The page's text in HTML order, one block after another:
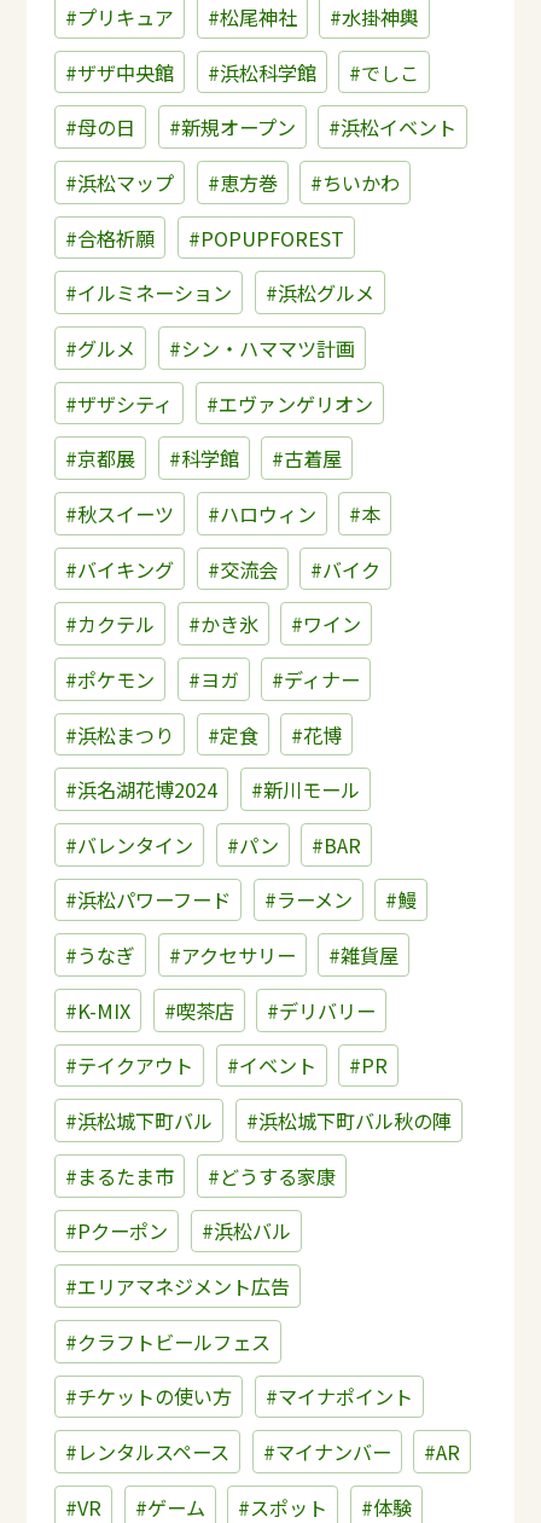
#プリキュア
#松尾神社
#水掛神輿
#ザザ中央館
#浜松科学館
#でしこ
#母の日
#新規オープン
#浜松イベント
#浜松マップ
#恵方巻
#ちいかわ
#合格祈願
#POPUPFOREST
#イルミネーション
#浜松グルメ
#グルメ
#シン・ハママツ計画
#ザザシティ
#エヴァンゲリオン
#京都展
#科学館
#古着屋
#秋スイーツ
#ハロウィン
#本
#バイキング
#交流会
#バイク
#カクテル
#かき氷
#ワイン
#ポケモン
#ヨガ
#ディナー
#浜松まつり
#定食
#花博
#浜名湖花博2024
#新川モール
#バレンタイン
#パン
#BAR
#浜松パワーフード
#ラーメン
#鰻
#うなぎ
#アクセサリー
#雑貨屋
#K-MIX
#喫茶店
#デリバリー
#テイクアウト
#イベント
#PR
#浜松城下町バル
#浜松城下町バル秋の陣
#まるたま市
#どうする家康
#Pクーポン
#浜松バル
#エリアマネジメント広告
#クラフトビールフェス
#チケットの使い方
#マイナポイント
#レンタルスペース
#マイナンバー
#AR
#VR
#ゲーム #スポット
#体験